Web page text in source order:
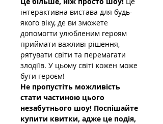
інтерактивна вистава для будь-
якого віку, де ви зможете
допомогти улюбленим героям
приймати важливі рішення,
рятувати світи та перемагати
злодіїв. У цьому світі кожен може
бути героєм!
Не пропустіть можливість
стати частиною цього
незабутнього шоу! Поспішайте
купити квитки, адже це подія,